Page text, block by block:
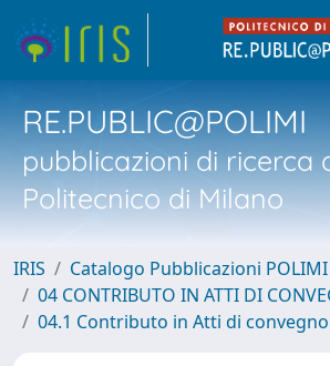
RE.PUBLIC@POLIMI
pubblicazioni di ricerca
Politecnico di Milano
IRIS
Catalogo Pubblicazioni POLIMI
04 CONTRIBUTO IN ATTI DI
04.1 Contributo in Atti di convegno